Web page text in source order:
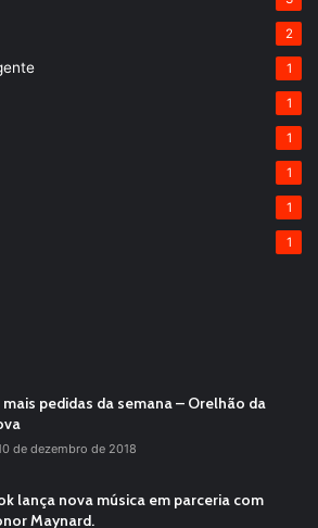
2
1
1
1
1
1
1
mais pedidas da semana – Orelhão da
de dezembro de 2018
lança nova música em parceria com
Maynard.